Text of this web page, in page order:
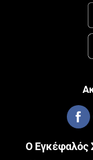
Ο Εγκέφαλός